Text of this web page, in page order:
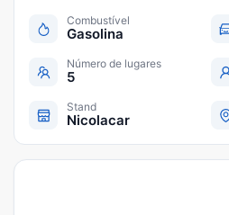
Combustível
Gasolina
Número de lugares
5
Stand
Nicolacar